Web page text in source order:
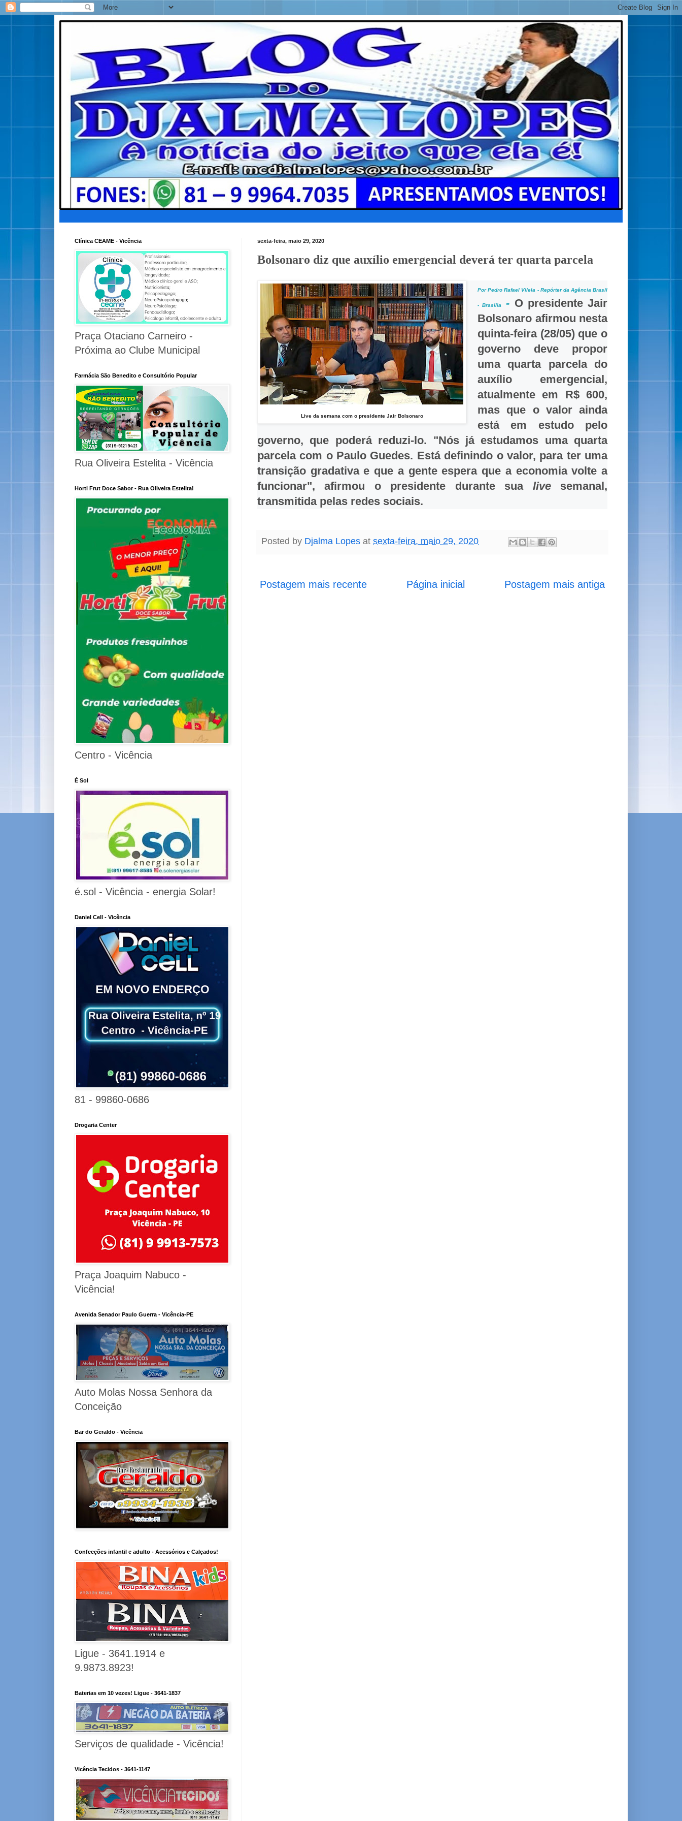
sexta-feira, maio 29, 2020
Bolsonaro diz que auxílio emergencial deverá ter quarta parcela
Live da semana com o presidente Jair Bolsonaro
Por Pedro Rafael Vilela - Repórter da Agência Brasil
- Brasília - O presidente Jair
Bolsonaro afirmou nesta
quinta-feira (28/05) que o
governo deve propor
uma quarta parcela do
auxílio emergencial,
atualmente em R$ 600,
mas que o valor ainda
está em estudo pelo
governo, que poderá reduzi-lo. "Nós já estudamos uma quarta
parcela com o Paulo Guedes. Está definindo o valor, para ter uma
transição gradativa e que a gente espera que a economia volte a
funcionar", afirmou o presidente durante sua livesemanal,
transmitida pelas redes sociais.
Posted by Djalma Lopes at sexta-feira, maio 29, 2020
Postagem mais recente Postagem mais antiga
Página inicial
Clínica CEAME - Vicência
Praça Otaciano Carneiro -
Próxima ao Clube Municipal
Farmácia São Benedito e Consultório Popular
Rua Oliveira Estelita - Vicência
Horti Frut Doce Sabor - Rua Oliveira Estelita!
Centro - Vicência
É Sol
é.sol - Vicência - energia Solar!
Daniel Cell - Vicência
81 - 99860-0686
Drogaria Center
Praça Joaquim Nabuco -
Vicência!
Avenida Senador Paulo Guerra - Vicência-PE
Auto Molas Nossa Senhora da
Conceição
Bar do Geraldo - Vicência
Confecções infantil e adulto - Acessórios e Calçados!
Ligue - 3641.1914 e
9.9873.8923!
Baterias em 10 vezes! Ligue - 3641-1837
Serviços de qualidade - Vicência!
Vicência Tecidos - 3641-1147